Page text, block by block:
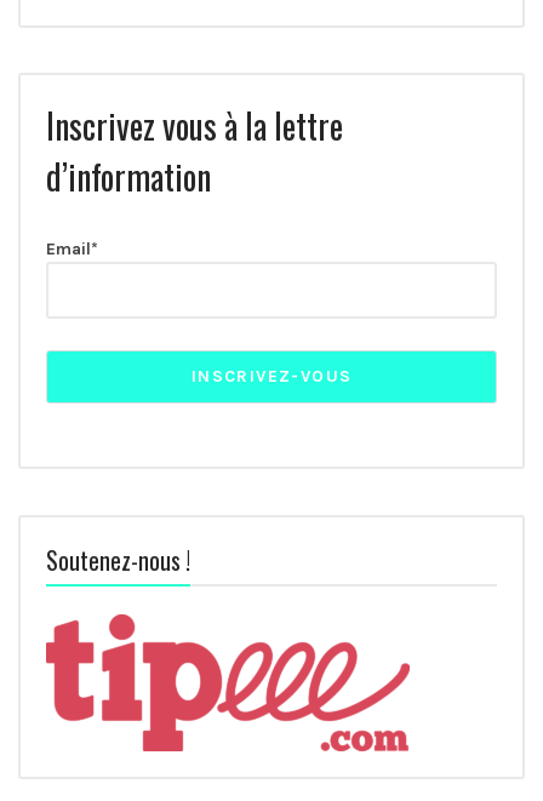
Inscrivez vous à la lettre
d’information
Email*
Soutenez-nous !